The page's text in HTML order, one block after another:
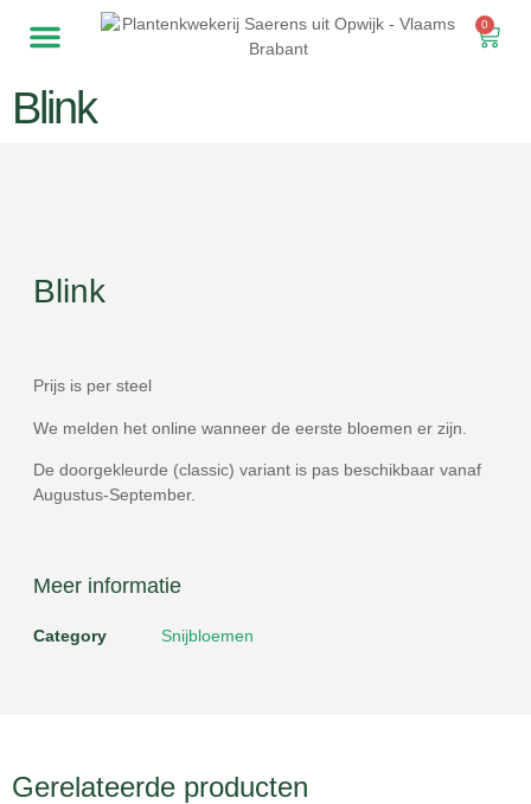
0
Blink
Blink
Prijs is per steel
We melden het online wanneer de eerste bloemen er zijn.
De doorgekleurde (classic) variant is pas beschikbaar vanaf
Augustus-September.
Meer informatie
Category Snijbloemen
Gerelateerde producten